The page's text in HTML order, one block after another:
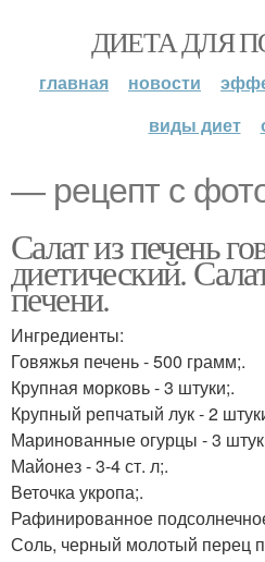
ДИЕТА ДЛЯ
главная новости
виды диет
— рецепт с
Салат из печень
диетический.
печени.
Ингредиенты:
Говяжья печень - 500 грамм;.
Крупная морковь - 3 штуки;.
Крупный репчатый лук - 2
Маринованные огурцы - 3
Майонез - 3-4 ст. л;.
Веточка укропа;.
Рафинированное
Соль, черный молотый перец